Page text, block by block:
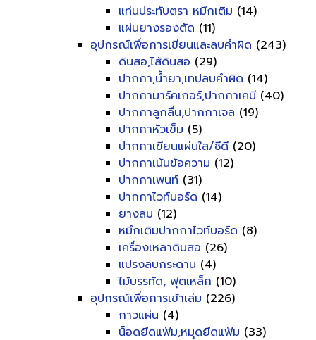
แท่นประทับตรา หมึกเติม (14)
แผ่นยางรองตัด (11)
อุปกรณ์เพื่อการเขียนและลบคำผิด (243)
ดินสอ,ไส้ดินสอ (29)
ปากกา,น้ำยา,เทปลบคำผิด (14)
ปากกามาร์คเกอร์,ปากกาเคมี (40)
ปากกาลูกลื่น,ปากกาเจล (19)
ปากกาหัวเข็ม (5)
ปากกาเขียนแผ่นใส/ซีดี (20)
ปากกาเน้นข้อความ (12)
ปากกาเพนท์ (31)
ปากกาไวท์บอร์ด (14)
ยางลบ (12)
หมึกเติมปากกาไวท์บอร์ด (8)
เครื่องเหลาดินสอ (26)
แปรงลบกระดาน (4)
ไม้บรรทัด, ฟุตเหล็ก (10)
อุปกรณ์เพื่อการเข้าเล่ม (226)
กาวแผ่น (4)
น็อดยึดแฟ้ม,หมุดยึดแฟ้ม (33)